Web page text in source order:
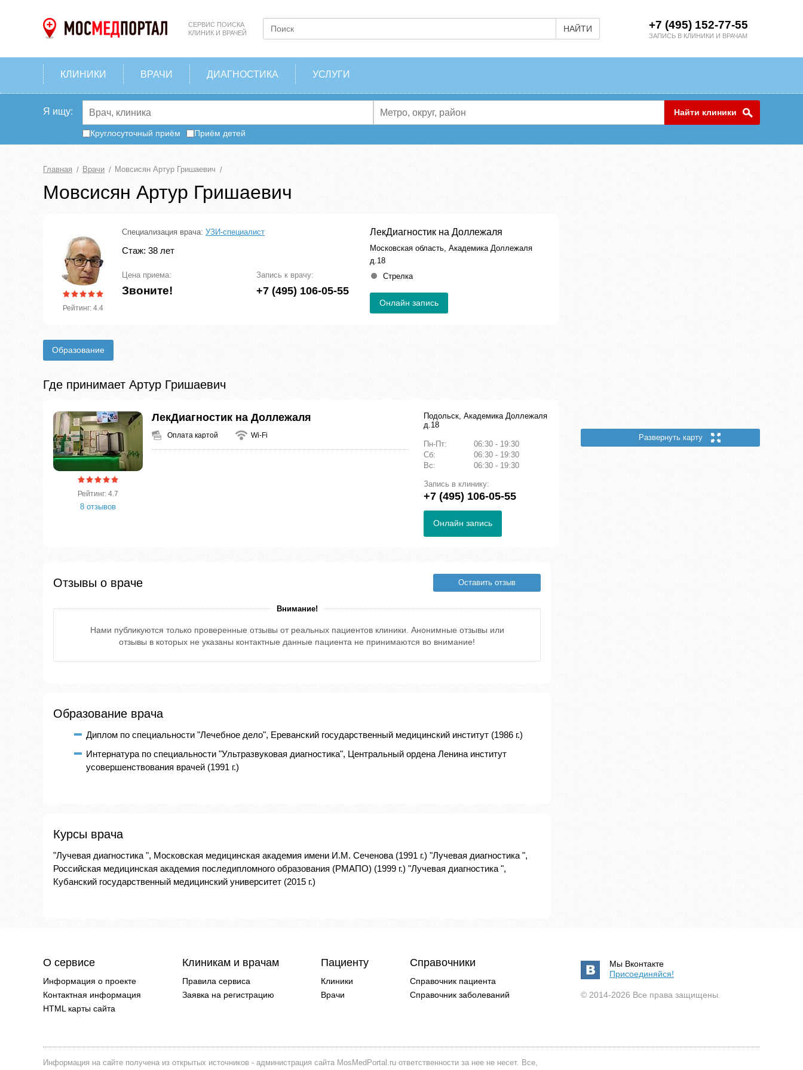
СЕРВИС ПОИСКА
КЛИНИК И ВРАЧЕЙ
НАЙТИ +7 (495) 152-77-55
ЗАПИСЬ В КЛИНИКИ И ВРАЧАМ
КЛИНИКИ ВРАЧИ ДИАГНОСТИКА УСЛУГИ
Я ищу: Найти клиники
Круглосуточный приём Приём детей
Главная Врачи Мовсисян Артур Гришаевич
Мовсисян Артур Гришаевич
Рейтинг: 4.4
Специализация врача: УЗИ-специалист
Стаж: 38 лет
Цена приема:
Звоните!
Запись к врачу:
+7 (495) 106-05-55
ЛекДиагностик на Доллежаля
Московская область, Академика Доллежаля
д.18
Стрелка
Онлайн запись
Образование
Где принимает Артур Гришаевич
Рейтинг: 4.7
8 отзывов
ЛекДиагностик на Доллежаля
Оплата картой Wi-Fi
Подольск, Академика Доллежаля
д.18
Пн-Пт:
06:30 - 19:30
Сб:
06:30 - 19:30
Вс:
06:30 - 19:30
Запись в клинику:
+7 (495) 106-05-55
Онлайн запись
Отзывы о враче Оставить отзыв
Внимание!
Нами публикуются только проверенные отзывы от реальных пациентов клиники. Анонимные отзывы или
отзывы в которых не указаны контактные данные пациента не принимаются во внимание!
Образование врача
Диплом по специальности "Лечебное дело", Ереванский государственный медицинский институт (1986 г.)
Интернатура по специальности "Ультразвуковая диагностика", Центральный ордена Ленина институт
усовершенствования врачей (1991 г.)
Курсы врача
"Лучевая диагностика ", Московская медицинская академия имени И.М. Сеченова (1991 г.) "Лучевая диагностика ",
Российская медицинская академия последипломного образования (РМАПО) (1999 г.) "Лучевая диагностика ",
Кубанский государственный медицинский университет (2015 г.)
Развернуть карту
О сервисе
Информация о проекте
Контактная информация
HTML карты сайта
Клиникам и врачам
Правила сервиса
Заявка на регистрацию
Пациенту
Клиники
Врачи
Справочники
Справочник пациента
Справочник заболеваний
Мы Вконтакте
Присоединяйся!
© 2014-2026 Все права защищены.
Информация на сайте получена из открытых источников - администрация сайта MosMedPortal.ru ответственности за нее не несет. Все,